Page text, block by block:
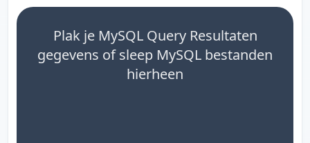
Plak je MySQL Query Resultaten
gegevens of sleep MySQL bestanden
hierheen